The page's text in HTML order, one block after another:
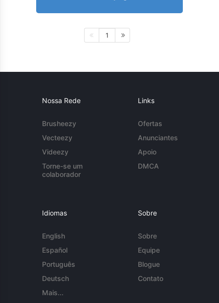
1
Nossa Rede
Brusheezy
Vecteezy
Videezy
Torne-se um
colaborador
Links
Ofertas
Anunciantes
Apoio
DMCA
Idiomas
English
Español
Português
Deutsch
Mais...
Sobre
Sobre
Equipe
Blogue
Contato